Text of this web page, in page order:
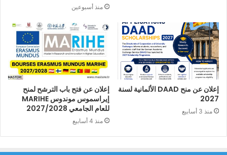
منذ أسبوعين
إعلان عن منح DAAD الألمانية لسنة
2027
منذ 3 أسابيع
إعلان عن فتح باب الترشح لمنح
إيراسموس موندوس MARIHE
للعام الجامعي 2027/2028
منذ 4 أسابيع